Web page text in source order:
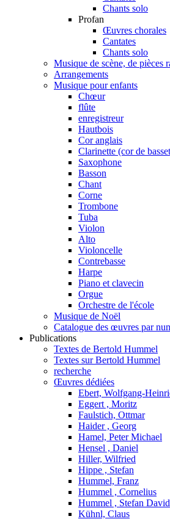
Chants solo
Profan
Œuvres chorales
Cantates
Chants solo
Musique de scène, de pièces
Arrangements
Musique pour enfants
Chœur
flûte
enregistreur
Hautbois
Cor anglais
Clarinette (cor de
Saxophone
Basson
Chant
Corne
Trombone
Tuba
Violon
Alto
Violoncelle
Contrebasse
Harpe
Piano et clavecin
Orgue
Orchestre de l'école
Musique de Noël
Catalogue des œuvres par
Publications
Textes de Bertold Hummel
Textes sur Bertold Hummel
recherche
Œuvres dédiées
Ebert, Wolfgang-
Eggert , Moritz
Faulstich, Ottmar
Haider , Georg
Hamel, Peter Michael
Hensel , Daniel
Hiller, Wilfried
Hippe , Stefan
Hummel, Franz
Hummel , Cornelius
Hummel , Stefan David
Kühnl, Claus